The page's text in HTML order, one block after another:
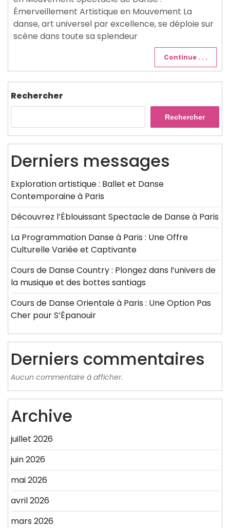
Émerveillement Artistique en Mouvement La
danse, art universel par excellence, se déploie sur
scène dans toute sa splendeur
Continue . . .
Rechercher
Rechercher
Derniers messages
Exploration artistique : Ballet et Danse
Contemporaine à Paris
Découvrez l’Éblouissant Spectacle de Danse à Paris
La Programmation Danse à Paris : Une Offre
Culturelle Variée et Captivante
Cours de Danse Country : Plongez dans l’univers de
la musique et des bottes santiags
Cours de Danse Orientale à Paris : Une Option Pas
Cher pour S’Épanouir
Derniers commentaires
Aucun commentaire à afficher.
Archive
juillet 2026
juin 2026
mai 2026
avril 2026
mars 2026